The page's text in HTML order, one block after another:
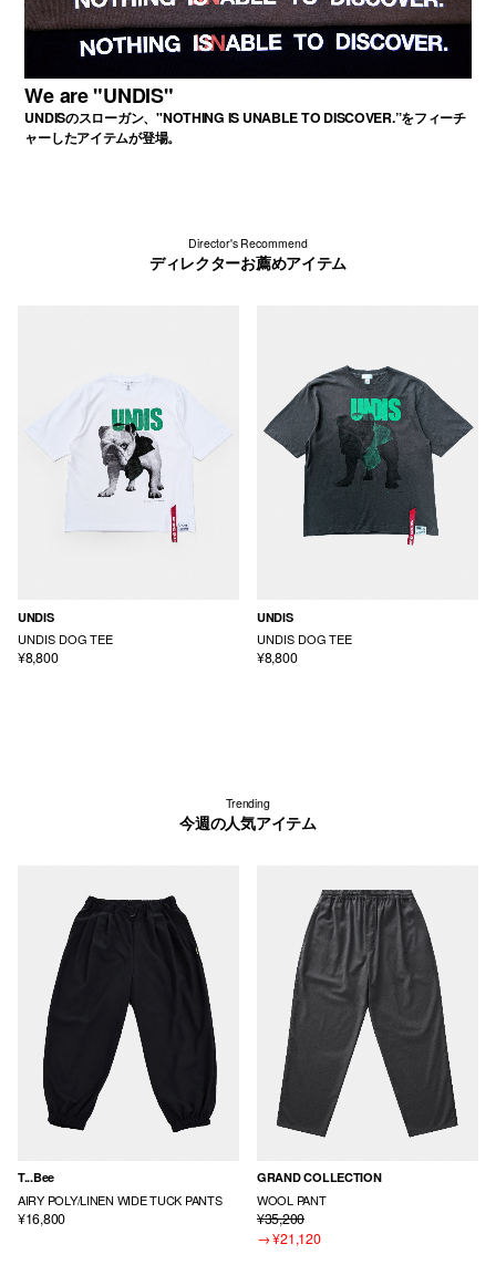
We are "UNDIS"
UNDISのスローガン、"NOTHING IS UNABLE TO DISCOVER.”をフィーチ
ャーしたアイテムが登場。
Director's Recommend
ディレクターお薦めアイテム
UNDIS
UNDIS DOG TEE
¥8,800
UNDIS
UNDIS DOG TEE
¥8,800
Trending
今週の人気アイテム
T...Bee
AIRY POLY/LINEN WIDE TUCK PANTS
¥16,800
GRAND COLLECTION
WOOL PANT
¥35,200
→¥21,120